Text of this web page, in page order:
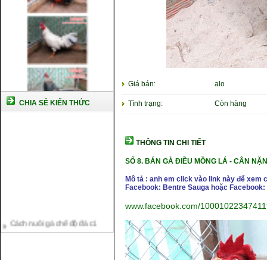
CHIA SẺ KIẾN THỨC
Cách nuôi gà đông tảo thuần
chủng
Giá bán: alo
Tình trạng: Còn hàng
THÔNG TIN CHI TIẾT
SỐ 8.BÁN GÀ ĐIỀU MỒNG LÁ -CÂN NẶ
Mô tả : anh em click vào link này để
Facebook: Bentre Sauga hoặc Facebook:
www.facebook.com/